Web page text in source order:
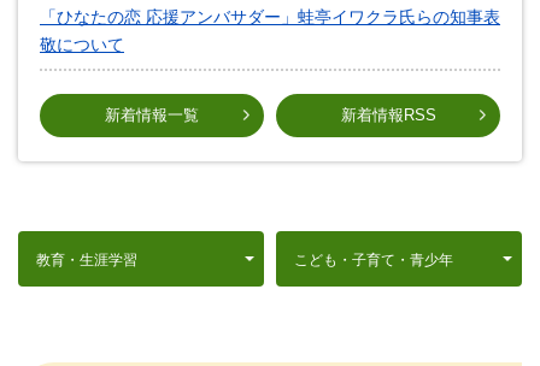
「ひなたの恋 応援アンバサダー」蛙亭イワクラ氏らの知事表
敬について
新着情報一覧 新着情報RSS
教育・生涯学習 こども・子育て・青少年